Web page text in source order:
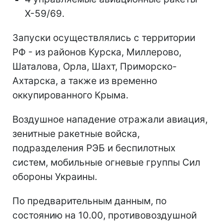
Х-59/69.
Запуски осуществлялись с территории
РФ - из районов Курска, Миллерово,
Шаталова, Орла, Шахт, Приморско-
Ахтарска, а также из временно
оккупированного Крыма.
Воздушное нападение отражали авиация,
зенитные ракетные войска,
подразделения РЭБ и беспилотных
систем, мобильные огневые группы Сил
обороны Украины.
По предварительным данным, по
состоянию на 10.00, противовоздушной